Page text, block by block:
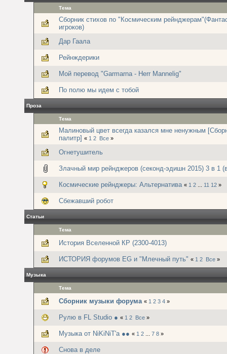
Тема
Сборник стихов по "Космическим
игроков)
Дар Гаала
Рейнждерики
Мой перевод "Garmarna - Herr Mannelig"
По полю мы идем с тобой
Проза
Тема
Малиновый цвет всегда казался мне ненужным
палитр] « 1 2 Все »
Огнетушитель
Злачный мир рейнджеров (секонд-эдишн 2015) 3 в 1
Космические рейнджеры: Альтернатива « 1 2 11 12 »
Сбежавший робот
Статьи
Тема
История Вселенной КР (2300-4013)
ИСТОРИЯ форумов EG и "Млечный путь" « 1 2 Все »
Музыка
Тема
Сборник музыки форума « 1 2 3 4 »
Рулю в FL Studio ● « 1 2 Все »
Музыка от NiKiNiT'а ●● « 1 2 7 8 »
Снова в деле